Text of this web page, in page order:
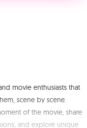
movie enthusiasts that
scene by scene.
of the movie, share
and explore unique